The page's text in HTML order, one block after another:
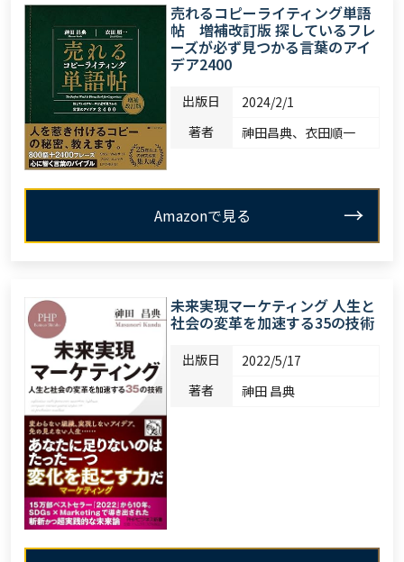
売れるコピーライティング単語
帖 増補改訂版 探しているフレ
ーズが必ず見つかる言葉のアイ
デア2400
出版日
2024/2/1
著者
神田昌典、衣田順一
Amazonで見る
未来実現マーケティング 人生と
社会の変革を加速する35の技術
出版日
2022/5/17
著者
神田 昌典